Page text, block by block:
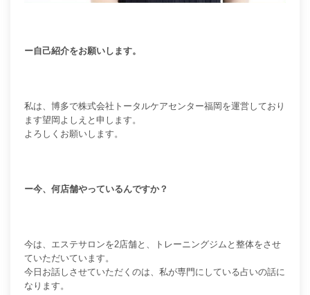
ー自己紹介をお願いします。
私は、博多で株式会社トータルケアセンター福岡を運営しており
ます望岡よしえと申します。
よろしくお願いします。
ー今、何店舗やっているんですか？
今は、エステサロンを2店舗と、トレーニングジムと整体をさせ
ていただいています。
今日お話しさせていただくのは、私が専門にしている占いの話に
なります。